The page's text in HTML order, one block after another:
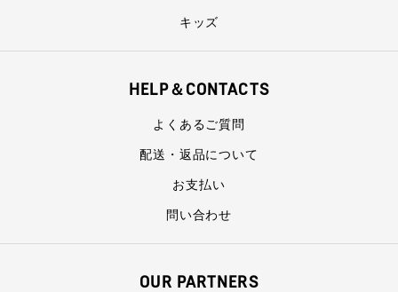
キッズ
HELP＆CONTACTS
よくあるご質問
配送・返品について
お支払い
問い合わせ
OUR PARTNERS